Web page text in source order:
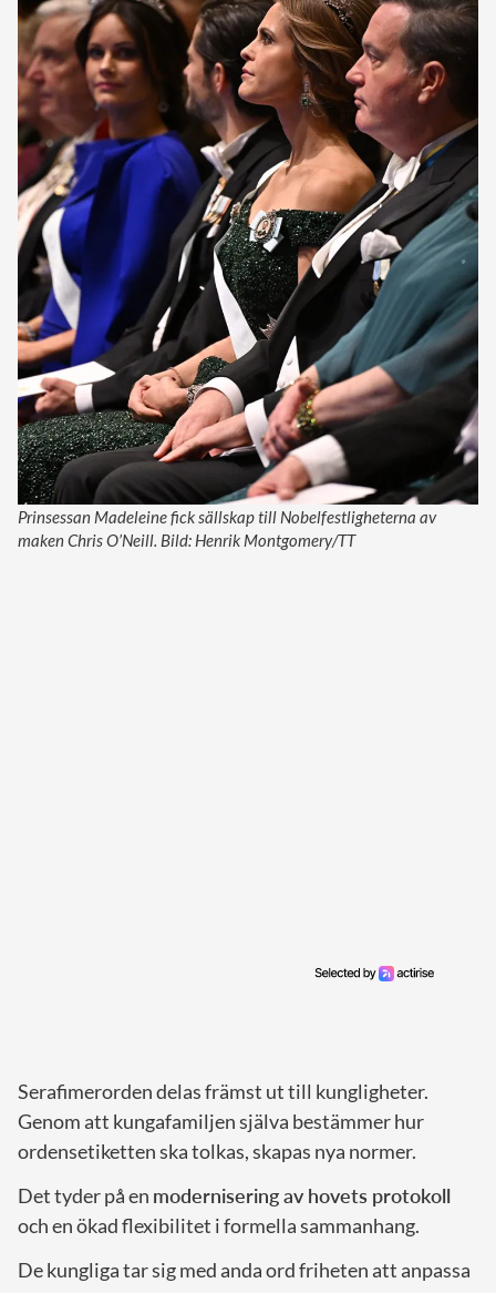
Prinsessan Madeleine fick sällskap till Nobelfestligheterna av
maken Chris O’Neill. Bild: Henrik Montgomery/TT
Serafimerorden delas främst ut till kungligheter.
Genom att kungafamiljen själva bestämmer hur
ordensetiketten ska tolkas, skapas nya normer.
Det tyder på en modernisering av hovets protokoll
och en ökad flexibilitet i formella sammanhang.
De kungliga tar sig med anda ord friheten att anpassa